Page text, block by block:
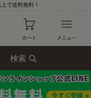
で送料無料！
検索